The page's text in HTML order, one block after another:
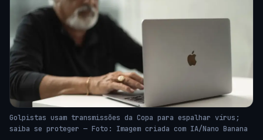
Golpistas usam transmissões da Copa para espalhar vírus;
saiba se proteger — Foto: Imagem criada com IA/Nano Banana